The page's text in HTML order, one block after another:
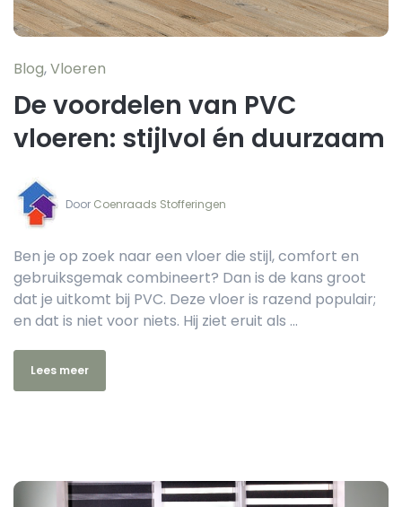
Blog,Vloeren
De voordelen van PVC
vloeren: stijlvol én duurzaam
Coenraads Stofferingen
Ben je op zoek naar een vloer die stijl, comfort en
gebruiksgemak combineert? Dan is de kans groot
dat je uitkomt bij PVC. Deze vloer is razend populair;
en dat is niet voor niets. Hij ziet eruit als ...
Lees meer